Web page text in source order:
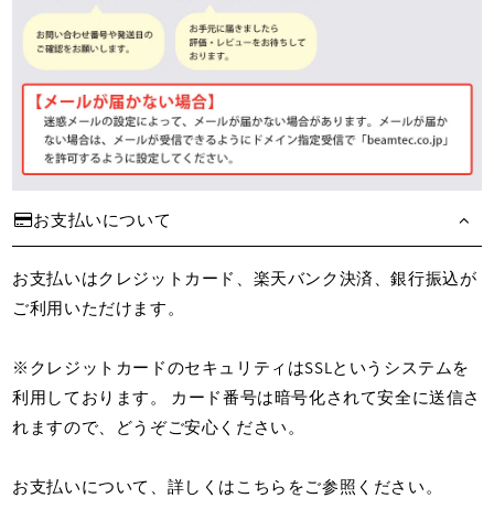
お支払いについて
お支払いはクレジットカード、楽天バンク決済、銀行振込が
ご利用いただけます。
※クレジットカードのセキュリティはSSLというシステムを
利用しております。 カード番号は暗号化されて安全に送信さ
れますので、どうぞご安心ください。
お支払いについて、詳しくは こちら をご参照ください。